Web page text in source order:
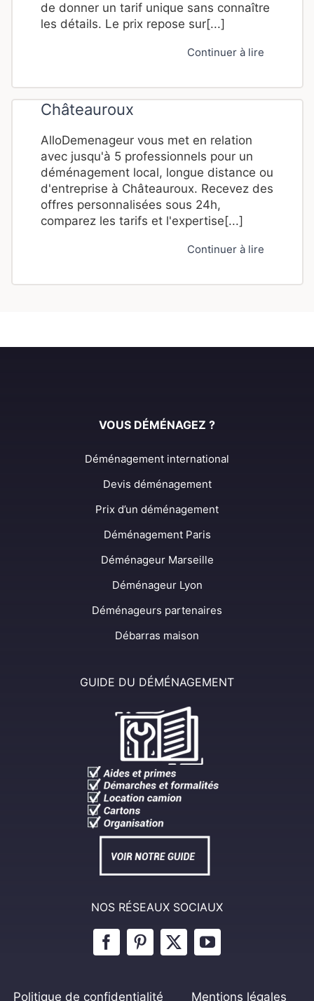
de donner un tarif unique sans connaître
les détails. Le prix repose sur[...]
Continuer à lire
Châteauroux
AlloDemenageur vous met en relation
avec jusqu'à 5 professionnels pour un
déménagement local, longue distance ou
d'entreprise à Châteauroux. Recevez des
offres personnalisées sous 24h,
comparez les tarifs et l'expertise[...]
Continuer à lire
VOUS DÉMÉNAGEZ ?
Déménagement international
Devis déménagement
Prix d’un déménagement
Déménagement Paris
Déménageur Marseille
Déménageur Lyon
Déménageurs partenaires
Débarras maison
GUIDE DU DÉMÉNAGEMENT
NOS RÉSEAUX SOCIAUX
Politique de confidentialité Mentions légales